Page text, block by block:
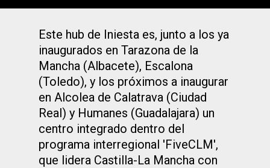
Este hub de Iniesta es, junto a los ya
inaugurados en Tarazona de la
Mancha (Albacete), Escalona
(Toledo), y los próximos a inaugurar
en Alcolea de Calatrava (Ciudad
Real) y Humanes (Guadalajara) un
centro integrado dentro del
programa interregional 'FiveCLM',
que lidera Castilla-La Mancha con